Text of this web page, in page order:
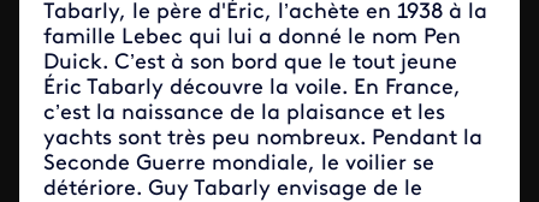
Tabarly, le père d'Éric, l’achète en 1938 à la
famille Lebec qui lui a donné le nom Pen
Duick. C’est à son bord que le tout jeune
Éric Tabarly découvre la voile. En France,
c’est la naissance de la plaisance et les
yachts sont très peu nombreux. Pendant la
Seconde Guerre mondiale, le voilier se
détériore. Guy Tabarly envisage de le